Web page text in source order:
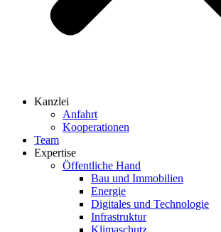
Kanzlei
Anfahrt
Kooperationen
Team
Expertise
Öffentliche Hand
Bau und Immobilien
Energie
Digitales und Technologie
Infrastruktur
Klimaschutz